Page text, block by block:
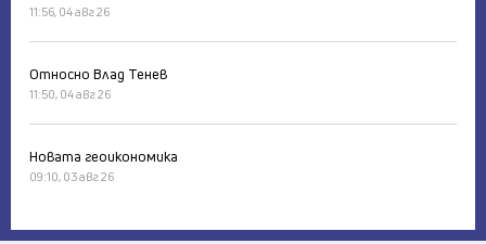
11:56, 04 авг 26
Относно Влад Тенев
11:50, 04 авг 26
Новата геоикономика
09:10, 03 авг 26